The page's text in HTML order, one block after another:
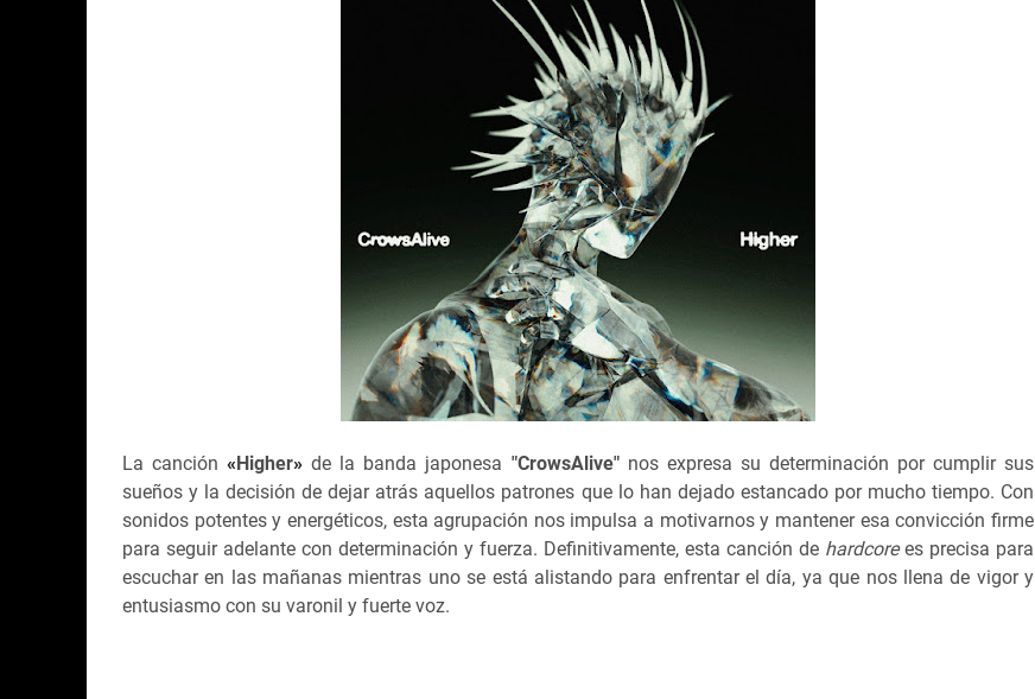
La canción«Higher» de la banda japonesa "CrowsAlive"nos expresa su determinación por cumplir sus
sueños y la decisión de dejar atrás aquellos patrones que lo han dejado estancado por mucho tiempo. Con
sonidos potentes y energéticos, esta agrupación nos impulsa a motivarnos y mantener esa convicción firme
para seguir adelante con determinación y fuerza. Definitivamente, esta canción de hardcorees precisa para
escuchar en las mañanas mientras uno se está alistando para enfrentar el día, ya que nos llena de vigor y
entusiasmo con su varonil y fuerte voz.